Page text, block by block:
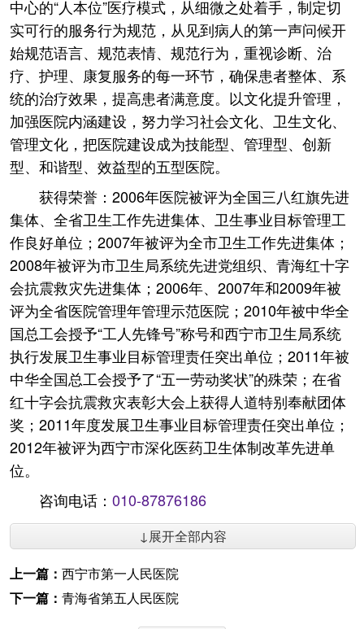
中心的“人本位”医疗模式，从细微之处着手，制定切
实可行的服务行为规范，从见到病人的第一声问候开
始规范语言、规范表情、规范行为，重视诊断、治
疗、护理、康复服务的每一环节，确保患者整体、系
统的治疗效果，提高患者满意度。以文化提升管理，
加强医院内涵建设，努力学习社会文化、卫生文化、
管理文化，把医院建设成为技能型、管理型、创新
型、和谐型、效益型的五型医院。
获得荣誉：2006年医院被评为全国三八红旗先进
集体、全省卫生工作先进集体、卫生事业目标管理工
作良好单位；2007年被评为全市卫生工作先进集体；
2008年被评为市卫生局系统先进党组织、青海红十字
会抗震救灾先进集体；2006年、2007年和2009年被
评为全省医院管理年管理示范医院；2010年被中华全
国总工会授予“工人先锋号”称号和西宁市卫生局系统
执行发展卫生事业目标管理责任突出单位；2011年被
中华全国总工会授予了“五一劳动奖状”的殊荣；在省
红十字会抗震救灾表彰大会上获得人道特别奉献团体
奖；2011年度发展卫生事业目标管理责任突出单位；
2012年被评为西宁市深化医药卫生体制改革先进单
位。
咨询电话： 010-87876186
↓展开全部内容
上一篇： 西宁市第一人民医院
下一篇： 青海省第五人民医院